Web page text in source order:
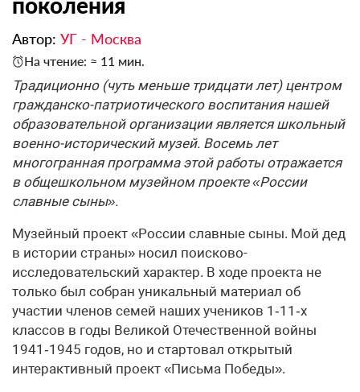
Автор: УГ - Москва
На чтение: ≈ 11 мин.
Традиционно (чуть меньше тридцати лет) центром
гражданско-патриотического воспитания нашей
образовательной организации является школьный
военно-исторический музей. Восемь лет
многогранная программа этой работы отражается
в общешкольном музейном проекте «России
славные сыны».
Музейный проект «России славные сыны. Мой дед
в истории страны» носил поисково-
исследовательский характер. В ходе проекта не
только был собран уникальный материал об
участии членов семей наших учеников 1‑11‑х
классов в годы Великой Отечественной войны
1941‑1945 годов, но и стартовал открытый
интерактивный проект «Письма Победы».